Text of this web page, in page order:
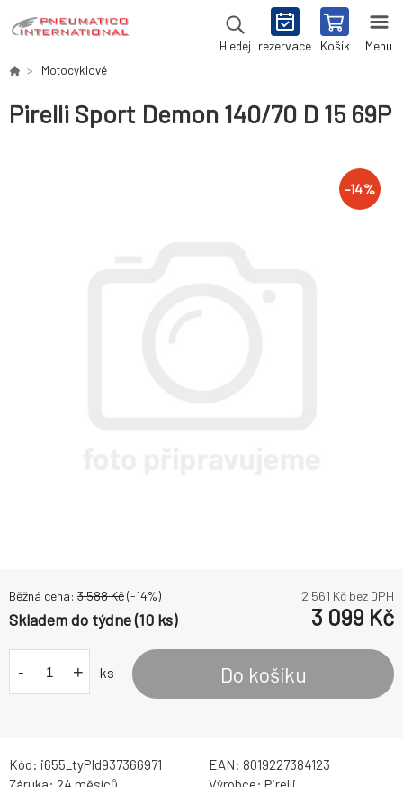
Hledej rezervace Košík Menu
Motocyklové
Pirelli Sport Demon 140/70 D 15 69P
-14%
Běžná cena: 3 588Kč(-14%) 2 561 Kč bez DPH
Skladem do týdne (10 ks) 3 099 Kč
- + ks Do košíku
Kód: i655_tyPId937366971 EAN: 8019227384123